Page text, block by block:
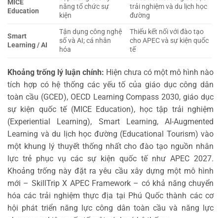
MICE
Education
năng tổ chức sự
kiện
trải nghiệm và du lịch học
đường
Smart
Learning / AI
Tận dụng công nghệ
số và AI; cá nhân
hóa
Thiếu kết nối với đào tạo
cho APEC và sự kiện quốc
tế
Khoảng trống lý luận chính: Hiện chưa có một mô hình nào
tích hợp có hệ thống các yếu tố của giáo dục công dân
toàn cầu (GCED), OECD Learning Compass 2030, giáo dục
sự kiện quốc tế (MICE Education), học tập trải nghiệm
(Experiential Learning), Smart Learning, AI-Augmented
Learning và du lịch học đường (Educational Tourism) vào
một khung lý thuyết thống nhất cho đào tạo nguồn nhân
lực trẻ phục vụ các sự kiện quốc tế như APEC 2027.
Khoảng trống này đặt ra yêu cầu xây dựng một mô hình
mới – SkillTrip X APEC Framework – có khả năng chuyển
hóa các trải nghiệm thực địa tại Phú Quốc thành các cơ
hội phát triển năng lực công dân toàn cầu và năng lực